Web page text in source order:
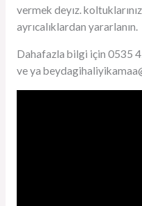
vermek deyız.
ayrıcalıklardan yararlanın.
Dahafazla bilgi için 0535
ve ya